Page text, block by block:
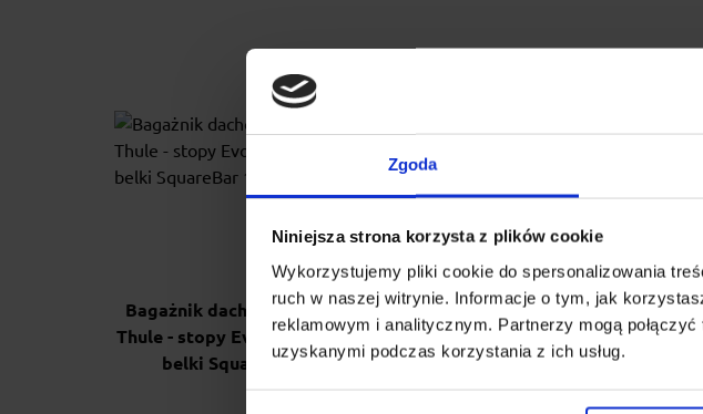
Zgoda
Niniejsza strona korzysta z plików cookie
Wykorzystujemy pliki cookie do spersonalizowania
ruch w naszej witrynie. Informacje o tym, jak
reklamowym i analitycznym. Partnerzy mogą
uzyskanymi podczas korzystania z ich usług.
Bagażnik dachowy na relingi
Thule - stopy Evo Raised Rail +
belki SquareBar 127
Bagażnik dachowy Thule
SmartRack XT 135 alu